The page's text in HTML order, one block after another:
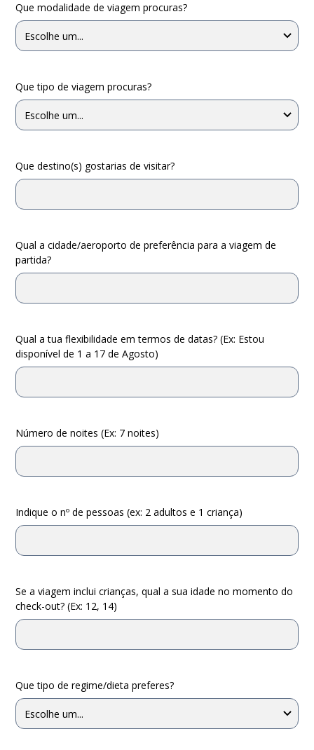
Que modalidade de viagem procuras?
Que tipo de viagem procuras?
Que destino(s) gostarias de visitar?
Qual a cidade/aeroporto de preferência para a viagem de
partida?
Qual a tua flexibilidade em termos de datas? (Ex: Estou
disponível de 1 a 17 de Agosto)
Número de noites (Ex: 7 noites)
Indique o nº de pessoas (ex: 2 adultos e 1 criança)
Se a viagem inclui crianças, qual a sua idade no momento do
check-out? (Ex: 12, 14)
Que tipo de regime/dieta preferes?